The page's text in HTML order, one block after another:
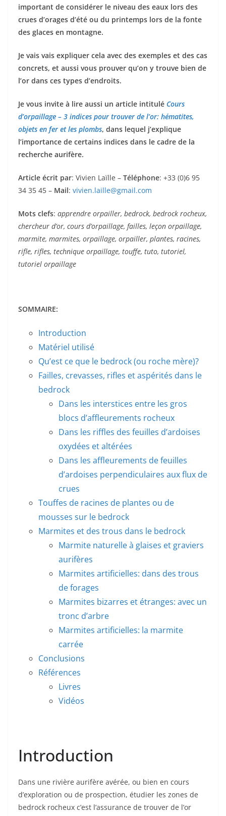
important de considérer le niveau des eaux lors des
crues d’orages d’été ou du printemps lors de la fonte
des glaces en montagne.
Je vais vais expliquer cela avec des exemples et des cas
concrets, et aussi vous prouver qu’on y trouve bien de
l’or dans ces types d’endroits.
Je vous invite à lire aussi un article intitulé Cours
d’orpaillage – 3 indices pour trouver de l’or: hématites,
objets en fer et les plombs, dans lequel j’explique
l’importance de certains indices dans le cadre de la
recherche aurifère.
Article écrit par: Vivien Laïlle – Téléphone: +33 (0)6 95
34 35 45 – Mail: vivien.laille@gmail.com
Mots clefs: apprendre orpailler, bedrock, bedrock rocheux,
chercheur d’or, cours d’orpaillage, failles, leçon orpaillage,
marmite, marmites, orpaillage, orpailler, plantes, racines,
rifle, rifles, technique orpaillage, touffe, tuto, tutoriel,
tutoriel orpaillage
SOMMAIRE:
Introduction
Matériel utilisé
Qu’est ce que le bedrock (ou roche mère)?
Failles, crevasses, rifles et aspérités dans le
bedrock
Dans les interstices entre les gros
blocs d’affleurements rocheux
Dans les riffles des feuilles d’ardoises
oxydées et altérées
Dans les affleurements de feuilles
d’ardoises perpendiculaires aux flux de
crues
Touffes de racines de plantes ou de
mousses sur le bedrock
Marmites et des trous dans le bedrock
Marmite naturelle à glaises et graviers
aurifères
Marmites artificielles: dans des trous
de forages
Marmites bizarres et étranges: avec un
tronc d’arbre
Marmites artificielles: la marmite
carrée
Conclusions
Références
Livres
Vidéos
Introduction
Dans une rivière aurifère avérée, ou bien en cours
d’exploration ou de prospection, étudier les zones de
bedrock rocheux c’est l’assurance de trouver de l’or